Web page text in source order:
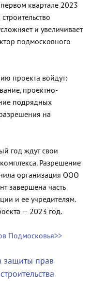
квартале 2023
и увеличивает
подмосковного
проекта войдут:
проектно-
подрядных
на
год ждут свои
Разрешение
организация ООО
завершена часть
и ее учредителям.
— 2023 год.
Подмосковья>>
защиты прав